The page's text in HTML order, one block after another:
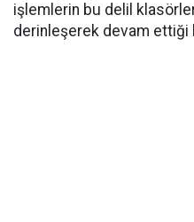
işlemlerin bu delil
derinleşerek devam ettiği